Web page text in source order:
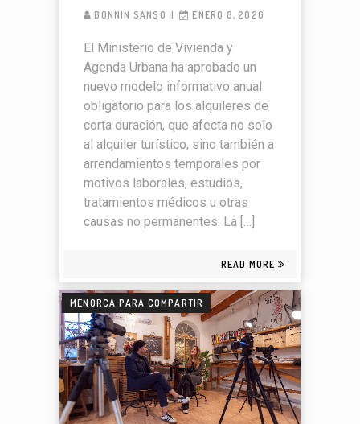
BONNIN SANSO ENERO 8, 2026
El Ministerio de Vivienda y
Agenda Urbana ha aprobado un
nuevo modelo informativo anual
obligatorio para los alquileres de
corta duración, que afecta no solo
al alquiler turístico, sino también a
arrendamientos temporales por
motivos laborales, estudios,
tratamientos médicos u otras
causas no permanentes. La […]
READ MORE
MENORCA PARA COMPARTIR